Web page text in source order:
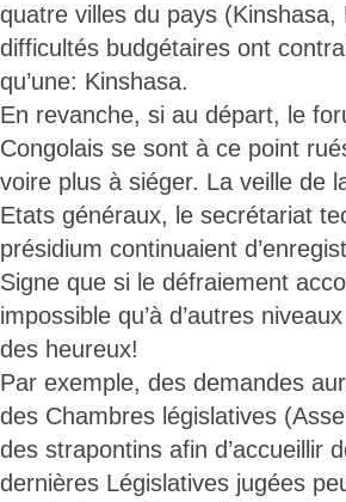
quatre villes du pays
difficultés budgétaires ont
qu’une: Kinshasa.
En revanche, si au départ, le
Congolais se sont à ce point
voire plus à siéger. La veille de
Etats généraux, le secrétariat
présidium continuaient
Signe que si le défraiement
impossible qu’à d’autres
des heureux!
Par exemple, des demandes
des Chambres législatives
des strapontins afin d’accueillir
dernières Législatives jugées